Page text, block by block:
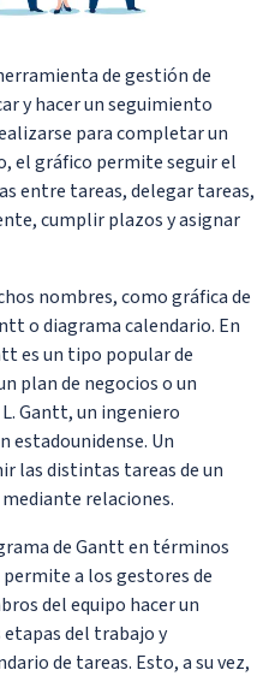
de gestión de
y hacer un seguimiento
para completar un
el gráfico permite seguir el
entre tareas, delegar tareas,
cumplir plazos y asignar
nombres, como gráfica de
o diagrama calendario. En
es un tipo popular de
plan de negocios o un
Gantt, un ingeniero
estadounidense. Un
las distintas tareas de un
relaciones.
de Gantt en términos
a los gestores de
del equipo hacer un
del trabajo y
de tareas. Esto, a su vez,